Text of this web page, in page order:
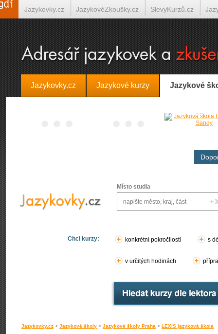
Jazykovky.cz Jazykové kurzy Jazykové
Místo studia
Chci kurzy: konkrétní pokročilosti s
v určitých hodinách
Jazykovky.cz > Jazykové školy > Jazykové školy Praha > LEXIS jazyková škola
Jazykovky.cz JazykovéZkoušky.cz SlevyKurzů.cz
Španělština on-line Italština on-line Tlumočení-